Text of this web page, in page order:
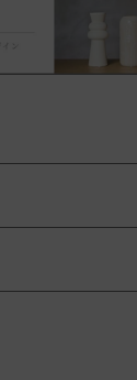
込)以上のお買
る場合がござい